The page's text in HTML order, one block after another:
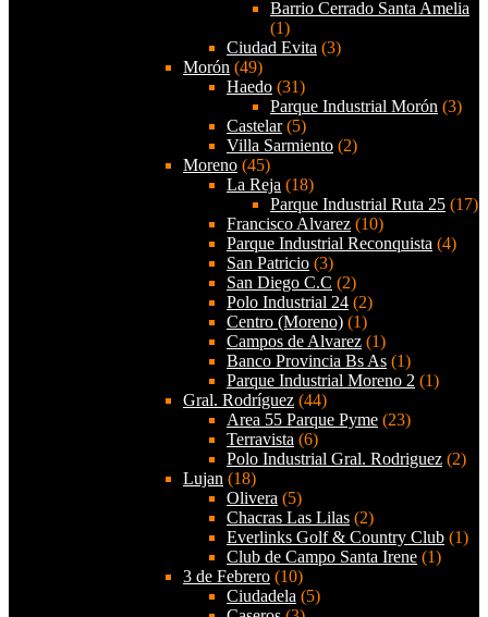
Barrio Cerrado Santa Amelia
(1)
Ciudad Evita (3)
Morón (49)
Haedo (31)
Parque Industrial Morón (3)
Castelar(5)
Villa Sarmiento (2)
Moreno (45)
La Reja (18)
Parque Industrial Ruta 25 (17)
Francisco Alvarez (10)
Parque Industrial Reconquista (4)
San Patricio (3)
San Diego C.C (2)
Polo Industrial 24 (2)
Centro (Moreno) (1)
Campos de Alvarez (1)
Banco Provincia Bs As (1)
Parque Industrial Moreno 2 (1)
Gral. Rodríguez (44)
Area 55 Parque Pyme (23)
Terravista (6)
Polo Industrial Gral. Rodriguez (2)
Lujan (18)
Olivera (5)
Chacras Las Lilas (2)
Everlinks Golf & Country Club (1)
Club de Campo Santa Irene (1)
3 de Febrero (10)
Ciudadela (5)